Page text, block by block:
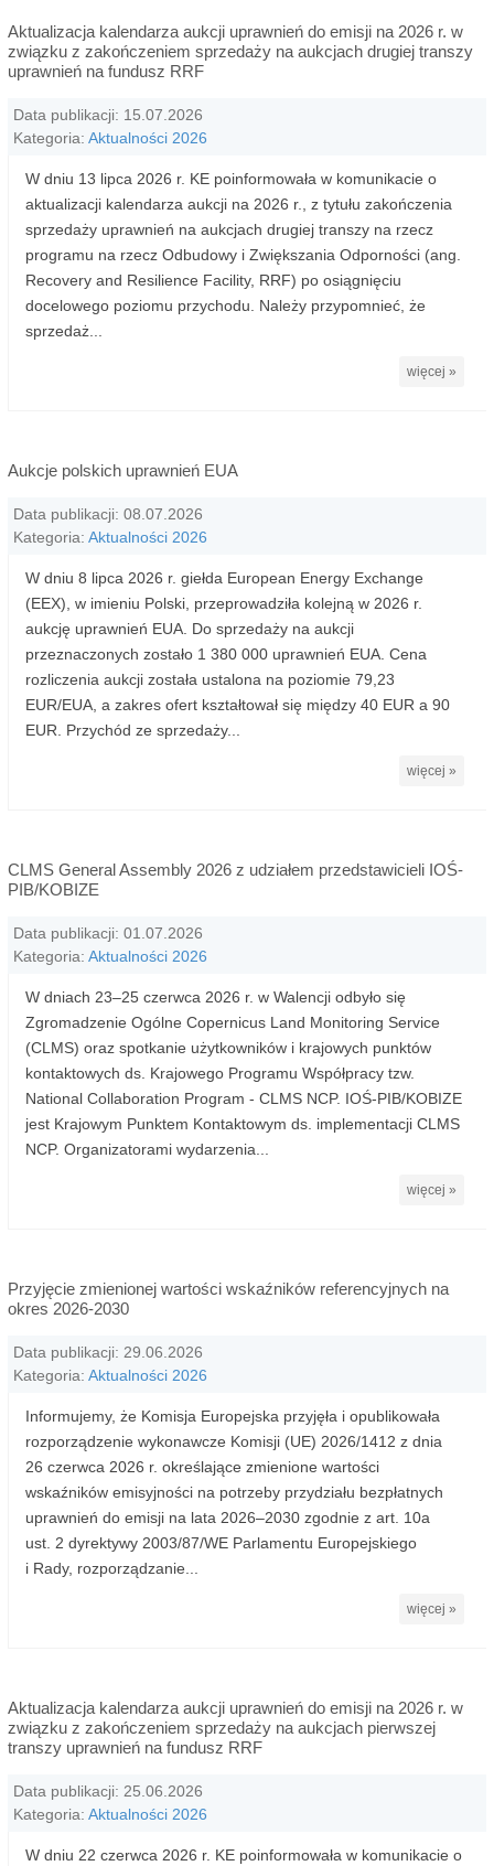
Aktualizacja kalendarza aukcji uprawnień do emisji na 2026 r. w
związku z zakończeniem sprzedaży na aukcjach drugiej transzy
uprawnień na fundusz RRF
Data publikacji: 15.07.2026
Kategoria: Aktualności 2026
W dniu 13 lipca 2026 r. KE poinformowała w komunikacie o
aktualizacji kalendarza aukcji na 2026 r., z tytułu zakończenia
sprzedaży uprawnień na aukcjach drugiej transzy na rzecz
programu na rzecz Odbudowy i Zwiększania Odporności (ang.
Recovery and Resilience Facility, RRF) po osiągnięciu
docelowego poziomu przychodu. Należy przypomnieć, że
sprzedaż...
więcej »
Aukcje polskich uprawnień EUA
Data publikacji: 08.07.2026
Kategoria: Aktualności 2026
W dniu 8 lipca 2026 r. giełda European Energy Exchange
(EEX), w imieniu Polski, przeprowadziła kolejną w 2026 r.
aukcję uprawnień EUA. Do sprzedaży na aukcji
przeznaczonych zostało 1 380 000 uprawnień EUA. Cena
rozliczenia aukcji została ustalona na poziomie 79,23
EUR/EUA, a zakres ofert kształtował się między 40 EUR a 90
EUR. Przychód ze sprzedaży...
więcej »
CLMS General Assembly 2026 z udziałem przedstawicieli IOŚ-
PIB/KOBIZE
Data publikacji: 01.07.2026
Kategoria: Aktualności 2026
W dniach 23–25 czerwca 2026 r. w Walencji odbyło się
Zgromadzenie Ogólne Copernicus Land Monitoring Service
(CLMS) oraz spotkanie użytkowników i krajowych punktów
kontaktowych ds. Krajowego Programu Współpracy tzw.
National Collaboration Program - CLMS NCP. IOŚ-PIB/KOBIZE
jest Krajowym Punktem Kontaktowym ds. implementacji CLMS
NCP. Organizatorami wydarzenia...
więcej »
Przyjęcie zmienionej wartości wskaźników referencyjnych na
okres 2026-2030
Data publikacji: 29.06.2026
Kategoria: Aktualności 2026
Informujemy, że Komisja Europejska przyjęła i opublikowała
rozporządzenie wykonawcze Komisji (UE) 2026/1412 z dnia
26 czerwca 2026 r. określające zmienione wartości
wskaźników emisyjności na potrzeby przydziału bezpłatnych
uprawnień do emisji na lata 2026–2030 zgodnie z art. 10a
ust. 2 dyrektywy 2003/87/WE Parlamentu Europejskiego
i Rady, rozporządzanie...
więcej »
Aktualizacja kalendarza aukcji uprawnień do emisji na 2026 r. w
związku z zakończeniem sprzedaży na aukcjach pierwszej
transzy uprawnień na fundusz RRF
Data publikacji: 25.06.2026
Kategoria: Aktualności 2026
W dniu 22 czerwca 2026 r. KE poinformowała w komunikacie o